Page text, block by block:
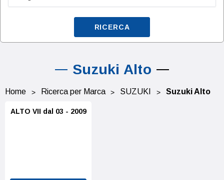
RICERCA
Suzuki Alto
Home Ricerca per Marca SUZUKI Suzuki Alto
ALTO VII dal 03 - 2009